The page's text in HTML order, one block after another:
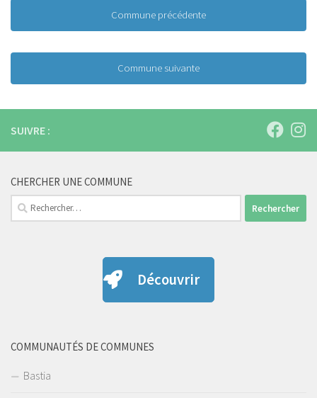
Commune précédente
Commune suivante
SUIVRE :
CHERCHER UNE COMMUNE
Rechercher :
Découvrir
COMMUNAUTÉS DE COMMUNES
Bastia